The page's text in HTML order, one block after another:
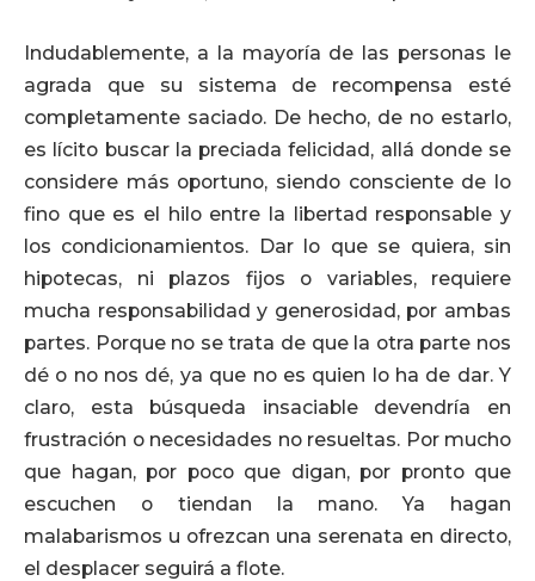
Indudablemente, a la mayoría de las personas le
agrada que su sistema de recompensa esté
completamente saciado. De hecho, de no estarlo,
es lícito buscar la preciada felicidad, allá donde se
considere más oportuno, siendo consciente de lo
fino que es el hilo entre la libertad responsable y
los condicionamientos. Dar lo que se quiera, sin
hipotecas, ni plazos fijos o variables, requiere
mucha responsabilidad y generosidad, por ambas
partes. Porque no se trata de que la otra parte nos
dé o no nos dé, ya que no es quien lo ha de dar. Y
claro, esta búsqueda insaciable devendría en
frustración o necesidades no resueltas. Por mucho
que hagan, por poco que digan, por pronto que
escuchen o tiendan la mano. Ya hagan
malabarismos u ofrezcan una serenata en directo,
el desplacer seguirá a flote.